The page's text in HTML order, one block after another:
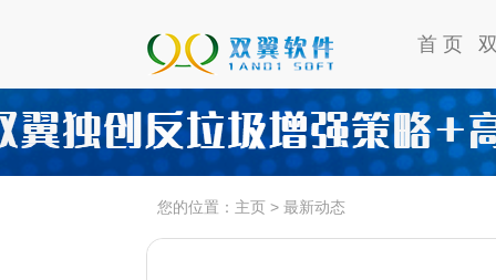
首 页
您的位置： 主页 > 最新动态